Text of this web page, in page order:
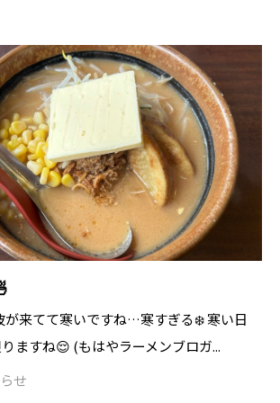
来てて寒いですね…寒すぎる❄️ 寒い日
ますね😌 (もはやラーメンブロガ...
せ